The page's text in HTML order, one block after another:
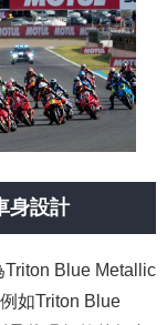
身設計
Blue Metallic
如Triton Blue